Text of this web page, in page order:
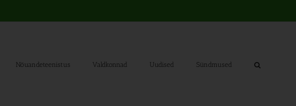
Nõuandeteenistus Valdkonnad Uudised Sündmused